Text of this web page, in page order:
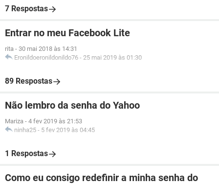
7 Respostas
Entrar no meu Facebook Lite
rita - 30 mai 2018 às 14:31
Eronildoeronildonildo76 - 25 mai 2019 às 01:30
89 Respostas
Não lembro da senha do Yahoo
Mariza - 4 fev 2019 às 21:53
ninha25 - 5 fev 2019 às 04:45
1 Respostas
Como eu consigo redefinir a minha senha do